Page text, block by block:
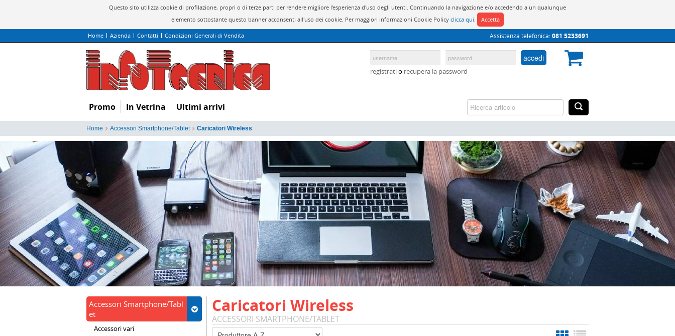
Questo sito utilizza cookie di profilazione, propri o di terze parti per rendere migliore l'esperienza d'uso degli utenti. Continuando la navigazione e/o accedendo a un qualunque
elemento sottostante questo banner acconsenti all'uso dei cookie. Per maggiori informazioni Cookie Policy clicca qui. Accetta
Home Azienda Contatti Condizioni Generali di Vendita Assistenza telefonica:081 5233691
accedi
registratio recupera la password
Promo In Vetrina Ultimi arrivi
Home Accessori Smartphone/Tablet Caricatori Wireless
Caricatori Wireless
ACCESSORI SMARTPHONE/TABLET
Accessori Smartphone/Tabl
et
Accessori vari